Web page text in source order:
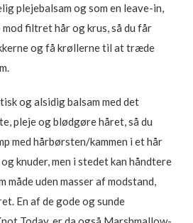
plejebalsam og som en leave-in,
filtret hår og krus, så du får
og få krøllerne til at træde
og alsidig balsam med det
pleje og blødgøre håret, så du
med hårbørsten/kammen i et hår
knuder, men i stedet kan håndtere
måde uden masser af modstand,
En af de gode og sunde